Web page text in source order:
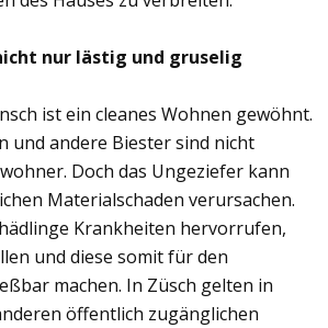
nur lästig und gruselig
ist ein cleanes Wohnen gewöhnt.
und andere Biester sind nicht
Doch das Ungeziefer kann
Materialschaden verursachen.
Krankheiten hervorrufen,
und diese somit für den
machen. In Züsch gelten in
öffentlich zugänglichen